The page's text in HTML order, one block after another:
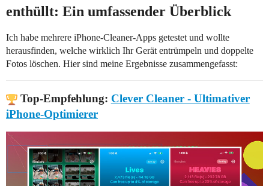
enthüllt: Ein umfassender Überblick
Ich habe mehrere iPhone-Cleaner-Apps getestet und wollte
herausfinden, welche wirklich Ihr Gerät entrümpeln und doppelte
Fotos löschen. Hier sind meine Ergebnisse zusammengefasst:
Top-Empfehlung: Clever Cleaner - Ultimativer
iPhone-Optimierer